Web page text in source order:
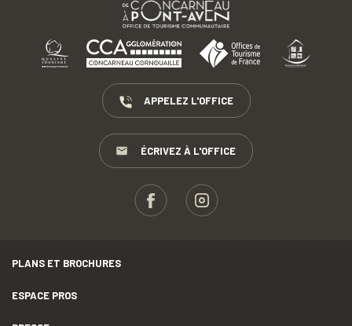
APPELEZ L'OFFICE
ÉCRIVEZ À L'OFFICE
PLANS ET BROCHURES
ESPACE PROS